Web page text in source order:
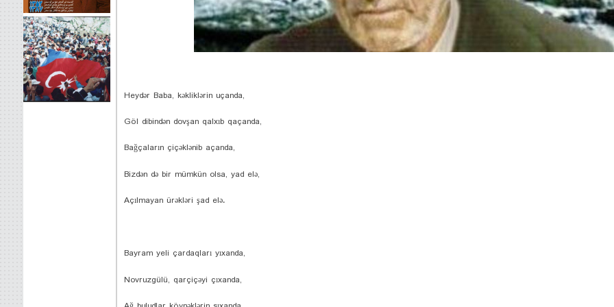
Heydər Baba, kəkliklərin uçanda,
Göl dibindən dovşan qalxıb qaçanda,
Bağçaların çiçəklənib açanda,
Bizdən də bir mümkün olsa, yad elə,
Açılmayan ürəkləri şad elə.
Bayram yeli çardaqları yıxanda,
Novruzgülü, qarçiçəyi çıxanda,